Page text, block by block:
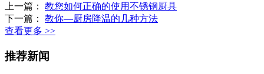
上一篇： 教您如何正确的使用不锈钢厨具
下一篇： 教你—厨房降温的几种方法
查看更多 >>
推荐新闻